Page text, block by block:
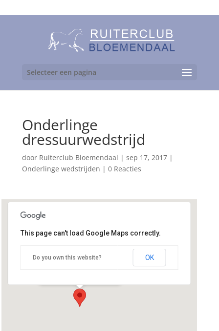
Selecteer een pagina
Onderlinge
dressuurwedstrijd
door Ruiterclub Bloemendaal | sep 17, 2017|
Onderlinge wedstrijden | 0 Reacties
This page can't load Google Maps correctly.
Do you own this website? OK